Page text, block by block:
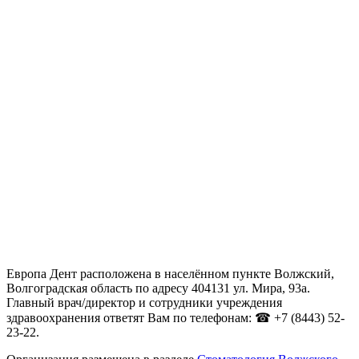
Европа Дент расположена в населённом пункте Волжский,
Волгоградская область по адресу 404131 ул. Мира, 93а.
Главный врач/директор и сотрудники учреждения
здравоохранения ответят Вам по телефонам: ☎ +7 (8443) 52-
23-22.